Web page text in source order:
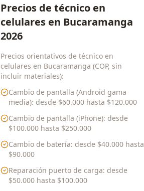
Precios de técnico en
celulares en Bucaramanga
2026
Precios orientativos de técnico en
celulares en Bucaramanga (COP, sin
incluir materiales):
Cambio de pantalla (Android gama
media): desde $60.000hasta $120.000
Cambio de pantalla (iPhone): desde
$100.000hasta $250.000
Cambio de batería: desde $40.000hasta
$90.000
Reparación puerto de carga: desde
$50.000hasta $100.000